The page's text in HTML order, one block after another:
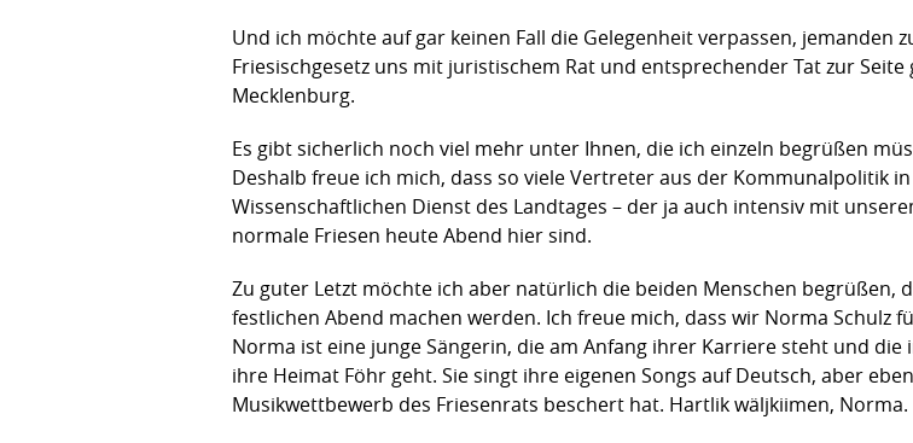
Und ich möchte auf gar keinen Fall die Gelegenheit verpassen, jemanden
Friesischgesetz uns mit juristischem Rat und entsprechender Tat zur
Mecklenburg.
Es gibt sicherlich noch viel mehr unter Ihnen, die ich einzeln begrüßen
Deshalb freue ich mich, dass so viele Vertreter aus der Kommunalpolitik
Wissenschaftlichen Dienst des Landtages – der ja auch intensiv mit
normale Friesen heute Abend hier sind.
Zu guter Letzt möchte ich aber natürlich die beiden Menschen begrüßen,
festlichen Abend machen werden. Ich freue mich, dass wir Norma Schulz
Norma ist eine junge Sängerin, die am Anfang ihrer Karriere steht und
ihre Heimat Föhr geht. Sie singt ihre eigenen Songs auf Deutsch, aber
Musikwettbewerb des Friesenrats beschert hat. Hartlik wäljkiimen, Norma.